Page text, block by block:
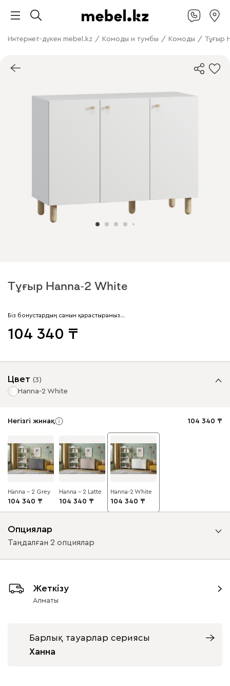
Интернет-дүкен mebel.kz / Комоды и тумбы / Комоды / Тұғыр
Тұғыр Hanna-2 White
Біз бонустардың санын қарастырамыз…
104 340
Цвет (3)
Hanna-2 White
Негізгі жинақ 104 340
Hanna - 2 Grey
104 340
Hanna - 2 Latte
104 340
Hanna-2 White
104 340
Опциялар
Таңдалған 2 опциялар
жақын адамдармен
сол жақтағы жалғыз есік оң жақтағы жалғыз есік
Жеткізу
Алматы
Барлық тауарлар сериясы
Ханна